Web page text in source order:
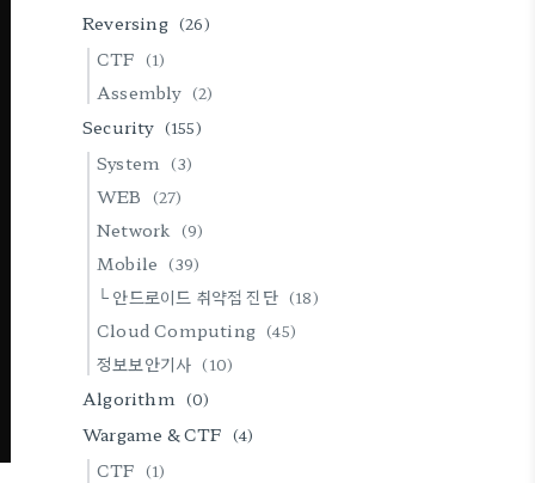
Reversing (26)
CTF (1)
Assembly (2)
Security (155)
System (3)
WEB (27)
Network (9)
Mobile (39)
└ 안드로이드 취약점 진단 (18)
Cloud Computing (45)
정보보안기사 (10)
Algorithm (0)
Wargame & CTF (4)
CTF (1)